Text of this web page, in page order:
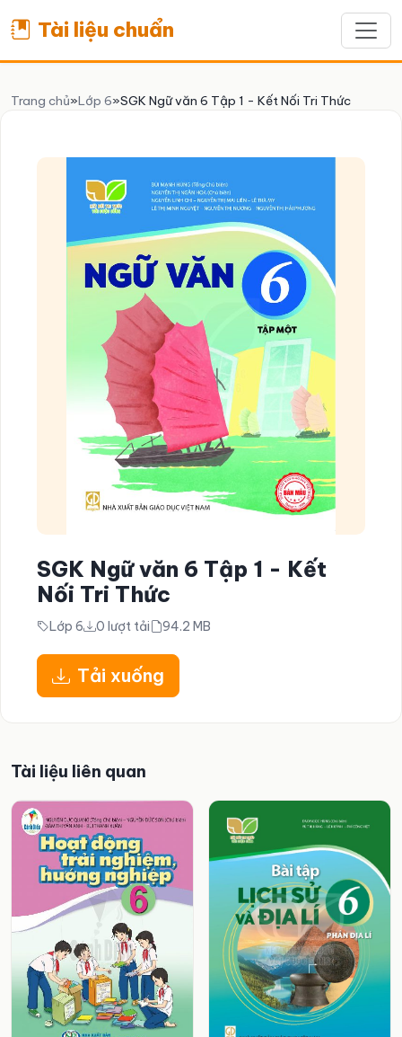
Tài liệu chuẩn
Trang chủ»Lớp 6»SGK Ngữ văn 6 Tập 1 - Kết Nối Tri Thức
SGK Ngữ văn 6 Tập 1 - Kết
Nối Tri Thức
Lớp 6 0 lượt tải 94.2 MB
Tải xuống
Tài liệu liên quan